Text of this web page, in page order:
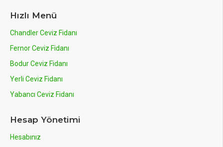
Hızlı Menü
Chandler Ceviz Fidanı
Fernor Ceviz Fidanı
Bodur Ceviz Fidanı
Yerli Ceviz Fidanı
Yabancı Ceviz Fidanı
Hesap Yönetimi
Hesabınız